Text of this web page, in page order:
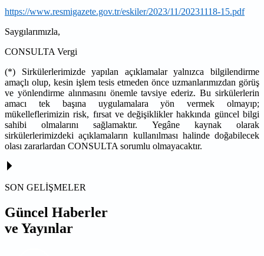
https://www.resmigazete.gov.tr/eskiler/2023/11/20231118-15.pdf
Saygılarımızla,
CONSULTA Vergi
(*) Sirkülerlerimizde yapılan açıklamalar yalnızca bilgilendirme
amaçlı olup, kesin işlem tesis etmeden önce uzmanlarımızdan görüş
ve yönlendirme alınmasını önemle tavsiye ederiz. Bu sirkülerlerin
amacı tek başına uygulamalara yön vermek olmayıp;
mükelleflerimizin risk, fırsat ve değişiklikler hakkında güncel bilgi
sahibi olmalarını sağlamaktır. Yegâne kaynak olarak
sirkülerlerimizdeki açıklamaların kullanılması halinde doğabilecek
olası zararlardan CONSULTA sorumlu olmayacaktır.
SON GELİŞMELER
Güncel Haberler
ve Yayınlar